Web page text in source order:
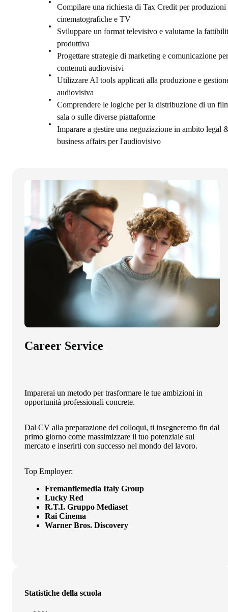
Compilare una richiesta di Tax Credit per produzioni
cinematografiche e TV
Sviluppare un format televisivo e valutarne la
produttiva
Progettare strategie di marketing e comunicazione per
contenuti audiovisivi
Utilizzare AI tools applicati alla produzione e
audiovisiva
Comprendere le logiche per la distribuzione di un
sala o sulle diverse piattaforme
Imparare a gestire una negoziazione in ambito legal
business affairs per l'audiovisivo
Career Service
Imparerai un metodo per trasformare le tue ambizioni in
opportunità professionali concrete.
Dal CV alla preparazione dei colloqui, ti insegneremo fin dal
primo giorno come massimizzare il tuo potenziale sul
mercato e inserirti con successo nel mondo del lavoro.
Top Employer:
Fremantlemedia Italy Group
Lucky Red
R.T.I. Gruppo Mediaset
Rai Cinema
Warner Bros. Discovery
Statistiche della scuola